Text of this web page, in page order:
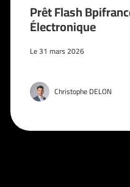
Prêt Flash
Électronique
Le 31 mars 2026
Christophe DELON